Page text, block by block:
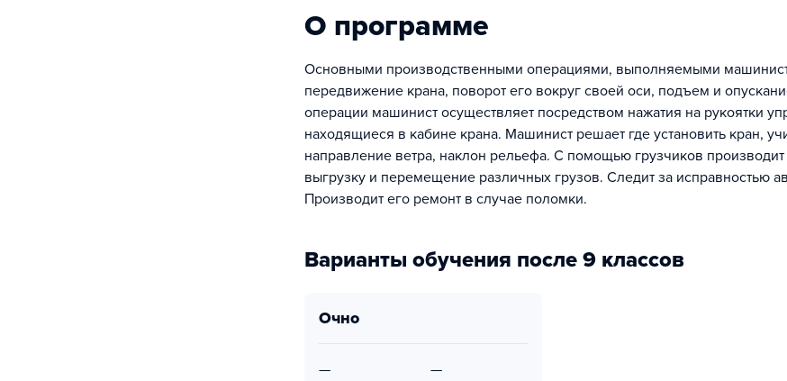
О программе
Основными производственными операциями, выполняемыми
передвижение крана, поворот его вокруг своей оси, подъем и
операции машинист осуществляет посредством нажатия на рукоятки
находящиеся в кабине крана. Машинист решает где установить кран,
направление ветра, наклон рельефа. С помощью грузчиков производит
выгрузку и перемещение различных грузов. Следит за исправностью
Производит его ремонт в случае поломки.
Варианты обучения после 9 классов
очно
— —